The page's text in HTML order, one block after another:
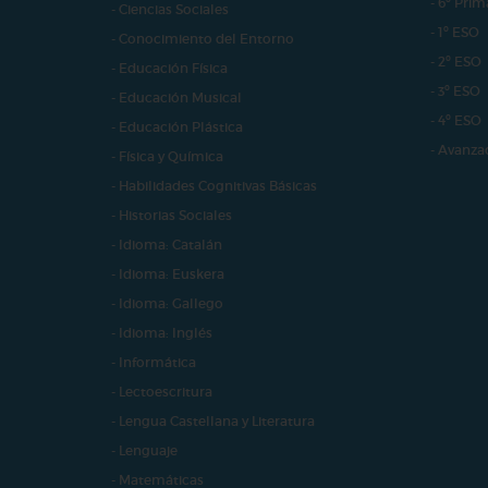
- Ciencias Sociales
- Conocimiento del Entorno
- Educación Física
- Educación Musical
- Educación Plástica
- Física y Química
- Habilidades Cognitivas Básicas
- Historias Sociales
- Idioma: Catalán
- Idioma: Euskera
- Idioma: Gallego
- Idioma: Inglés
- Informática
- Lectoescritura
- Lengua Castellana y Literatura
- Lenguaje
- Matemáticas
- 1º ESO
- 2º ESO
- 3º ESO
- 4º ESO
-